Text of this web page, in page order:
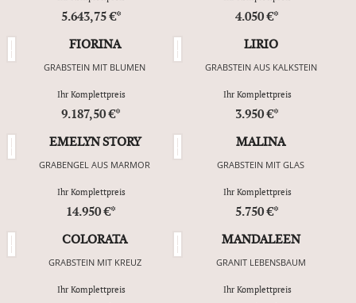
5.643,75 €* 4.050 €*
FIORINA
GRABSTEIN MIT BLUMEN
Ihr Komplettpreis
9.187,50 €*
LIRIO
GRABSTEIN AUS KALKSTEIN
Ihr Komplettpreis
3.950 €*
EMELYN STORY
GRABENGEL AUS MARMOR
Ihr Komplettpreis
14.950 €*
MALINA
GRABSTEIN MIT GLAS
Ihr Komplettpreis
5.750 €*
COLORATA
GRABSTEIN MIT KREUZ
Ihr Komplettpreis
MANDALEEN
GRANIT LEBENSBAUM
Ihr Komplettpreis